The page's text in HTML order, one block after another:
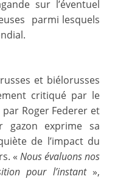
sur l’éventuel
parmi lesquels
et biélorusses
critiqué par le
Roger Federer et
gazon exprime sa
de l’impact du
« Nous évaluons nos
pour l’instant»,